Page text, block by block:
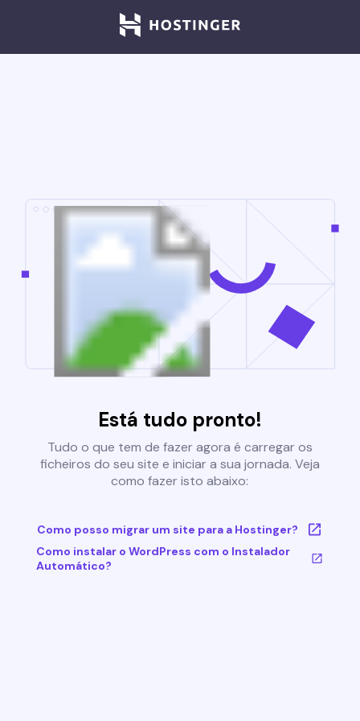
Está tudo pronto!
Tudo o que tem de fazer agora é carregar os
ficheiros do seu site e iniciar a sua jornada. Veja
como fazer isto abaixo:
Como posso migrar um site para a Hostinger?
Como instalar o WordPress com o Instalador
Automático?